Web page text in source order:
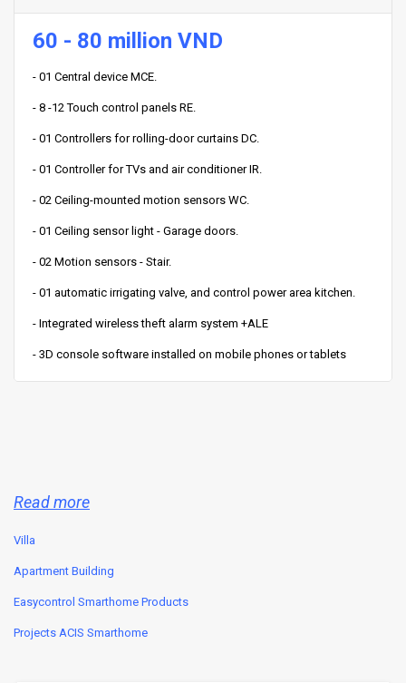
60 - 80 million VND
- 01 Central device MCE.
- 8 -12 Touch control panels RE.
- 01 Controllers for rolling-door curtains DC.
- 01 Controller for TVs and air conditioner IR.
- 02 Ceiling-mounted motion sensors WC.
- 01 Ceiling sensor light - Garage doors.
- 02 Motion sensors - Stair.
- 01 automatic irrigating valve, and control power area kitchen.
- Integrated wireless theft alarm system +ALE
- 3D console software installed on mobile phones or tablets
Read more
Villa
Apartment Building
Easycontrol Smarthome Products
Projects ACIS Smarthome